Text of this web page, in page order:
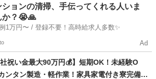
駅 工場 スタッフ
ションの清掃、手伝ってくれる人いま
か？😭🙏
日給例1万円〜 / 登録不要！高時給求人多数✨
Ad
社祝い金最大90万円💰】短期OK！未経験O
ンタン製造・軽作業！家具家電付き寮完備